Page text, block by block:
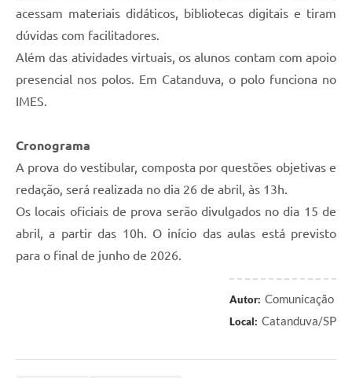
acessam materiais didáticos, bibliotecas digitais e tiram
dúvidas com facilitadores.
Além das atividades virtuais, os alunos contam com apoio
presencial nos polos. Em Catanduva, o polo funciona no
IMES.
Cronograma
A prova do vestibular, composta por questões objetivas e
redação, será realizada no dia 26 de abril, às 13h.
Os locais oficiais de prova serão divulgados no dia 15 de
abril, a partir das 10h. O início das aulas está previsto
para o final de junho de 2026.
Autor: Comunicação
Local: Catanduva/SP